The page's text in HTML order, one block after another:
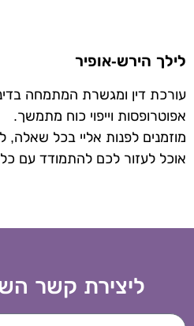
לילך הירש-אופיר
עורכת דין ומגשרת המתמחה
אפוטרופסות וייפוי כוח מתמשך.
מוזמנים לפנות אליי בכל שאלה,
אוכל לעזור לכם להתמודד עם
ליצירת קשר